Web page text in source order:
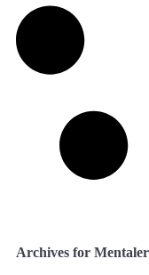
Archives for